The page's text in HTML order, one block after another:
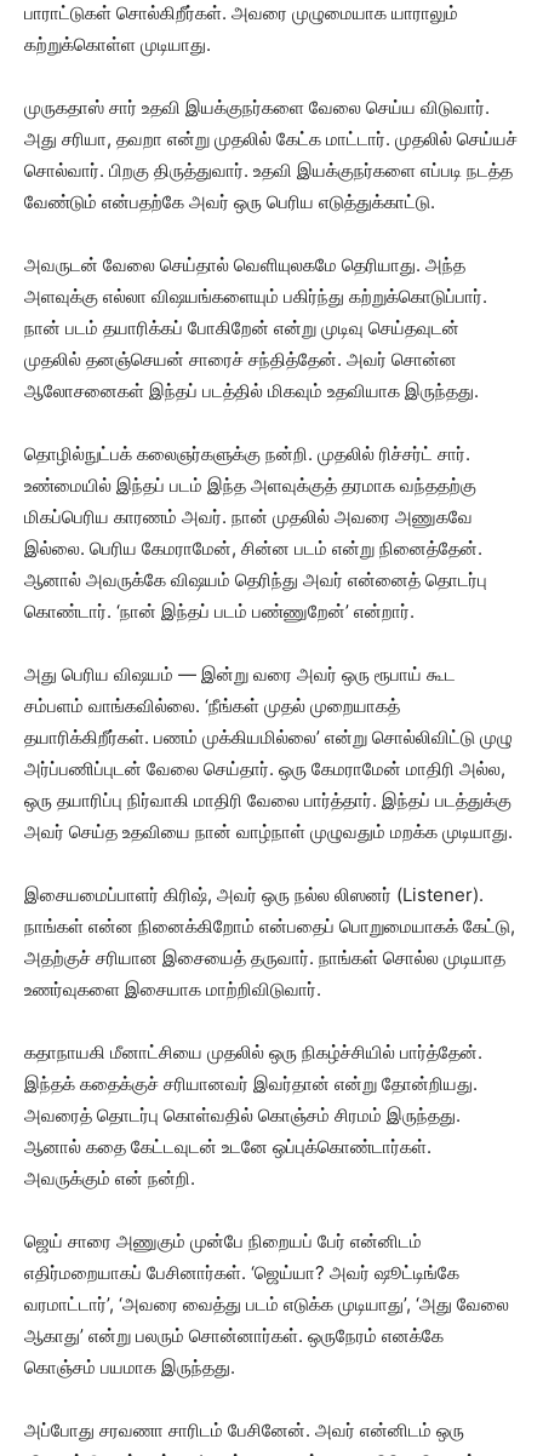
பாராட்டுகள் சொல்கிறீர்கள். அவரை முழுமையாக யாராலும்
கற்றுக்கொள்ள முடியாது.
முருகதாஸ் சார் உதவி இயக்குநர்களை வேலை செய்ய விடுவார்.
அது சரியா, தவறா என்று முதலில் கேட்க மாட்டார். முதலில் செய்யச்
சொல்வார். பிறகு திருத்துவார். உதவி இயக்குநர்களை எப்படி நடத்த
வேண்டும் என்பதற்கே அவர் ஒரு பெரிய எடுத்துக்காட்டு.
அவருடன் வேலை செய்தால் வெளியுலகமே தெரியாது. அந்த
அளவுக்கு எல்லா விஷயங்களையும் பகிர்ந்து கற்றுக்கொடுப்பார்.
நான் படம் தயாரிக்கப் போகிறேன் என்று முடிவு செய்தவுடன்
முதலில் தனஞ்செயன் சாரைச் சந்தித்தேன். அவர் சொன்ன
ஆலோசனைகள் இந்தப் படத்தில் மிகவும் உதவியாக இருந்தது.
தொழில்நுட்பக் கலைஞர்களுக்கு நன்றி. முதலில் ரிச்சர்ட் சார்.
உண்மையில் இந்தப் படம் இந்த அளவுக்குத் தரமாக வந்ததற்கு
மிகப்பெரிய காரணம் அவர். நான் முதலில் அவரை அணுகவே
இல்லை. பெரிய கேமராமேன், சின்ன படம் என்று நினைத்தேன்.
ஆனால் அவருக்கே விஷயம் தெரிந்து அவர் என்னைத் தொடர்பு
கொண்டார். ‘நான் இந்தப் படம் பண்ணுறேன்’ என்றார்.
அது பெரிய விஷயம் — இன்று வரை அவர் ஒரு ரூபாய் கூட
சம்பளம் வாங்கவில்லை. ‘நீங்கள் முதல் முறையாகத்
தயாரிக்கிறீர்கள். பணம் முக்கியமில்லை’ என்று சொல்லிவிட்டு முழு
அர்ப்பணிப்புடன் வேலை செய்தார். ஒரு கேமராமேன் மாதிரி அல்ல,
ஒரு தயாரிப்பு நிர்வாகி மாதிரி வேலை பார்த்தார். இந்தப் படத்துக்கு
அவர் செய்த உதவியை நான் வாழ்நாள் முழுவதும் மறக்க முடியாது.
இசையமைப்பாளர் கிரிஷ், அவர் ஒரு நல்ல லிஸனர் (Listener).
நாங்கள் என்ன நினைக்கிறோம் என்பதைப் பொறுமையாகக் கேட்டு,
அதற்குச் சரியான இசையைத் தருவார். நாங்கள் சொல்ல முடியாத
உணர்வுகளை இசையாக மாற்றிவிடுவார்.
கதாநாயகி மீனாட்சியை முதலில் ஒரு நிகழ்ச்சியில் பார்த்தேன்.
இந்தக் கதைக்குச் சரியானவர் இவர்தான் என்று தோன்றியது.
அவரைத் தொடர்பு கொள்வதில் கொஞ்சம் சிரமம் இருந்தது.
ஆனால் கதை கேட்டவுடன் உடனே ஒப்புக்கொண்டார்கள்.
அவருக்கும் என் நன்றி.
ஜெய் சாரை அணுகும் முன்பே நிறையப் பேர் என்னிடம்
எதிர்மறையாகப் பேசினார்கள். ‘ஜெய்யா? அவர் ஷூட்டிங்கே
வரமாட்டார்’, ‘அவரை வைத்து படம் எடுக்க முடியாது’, ‘அது வேலை
ஆகாது’ என்று பலரும் சொன்னார்கள். ஒருநேரம் எனக்கே
கொஞ்சம் பயமாக இருந்தது.
அப்போது சரவணா சாரிடம் பேசினேன். அவர் என்னிடம் ஒரு